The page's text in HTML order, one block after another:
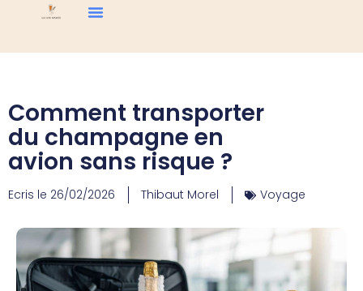
Comment transporter
du champagne en
avion sans risque ?
Ecris le 26/02/2026 Thibaut Morel Voyage